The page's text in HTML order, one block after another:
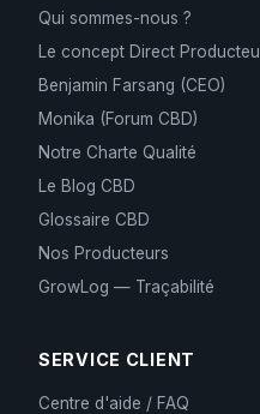
Qui sommes-nous ?
Le concept Direct
Benjamin Farsang (CEO)
Monika (Forum CBD)
Notre Charte Qualité
Le Blog CBD
Glossaire CBD
Nos Producteurs
GrowLog — Traçabilité
SERVICE CLIENT
Centre d'aide / FAQ